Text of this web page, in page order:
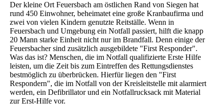
Der kleine Ort Feuersbach am östlichen Rand von Siegen hat
rund 450 Einwohner, beheimatet eine große Kranbaufirma und
zwei von vielen Kindern genutzte Reitställe. Wenn in
Feuersbach und Umgebung ein Notfall passiert, hilft die knapp
20 Mann starke Einheit nicht nur im Brandfall. Denn einige der
Feuersbacher sind zusätzlich ausgebildete "First Responder".
Was das ist? Menschen, die im Notfall qualifizierte Erste Hilfe
leisten, um die Zeit bis zum Eintreffen des Rettungsdienstes
bestmöglich zu überbrücken. Hierfür liegen den "First
Respondern", die im Notfall von der Kreisleitstelle mit alarmiert
werden, ein Defibrillator und ein Notfallrucksack mit Material
zur Erst-Hilfe vor.